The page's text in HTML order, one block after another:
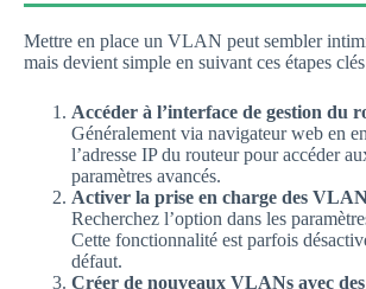
Mettre en place un VLAN peut sembler
mais devient simple en suivant ces étapes
Accéder à l’interface de gestion du
Généralement via navigateur web en
l’adresse IP du routeur pour accéder
paramètres avancés.
Activer la prise en charge des
Recherchez l’option dans les
Cette fonctionnalité est parfois
défaut.
Créer de nouveaux VLANs avec des